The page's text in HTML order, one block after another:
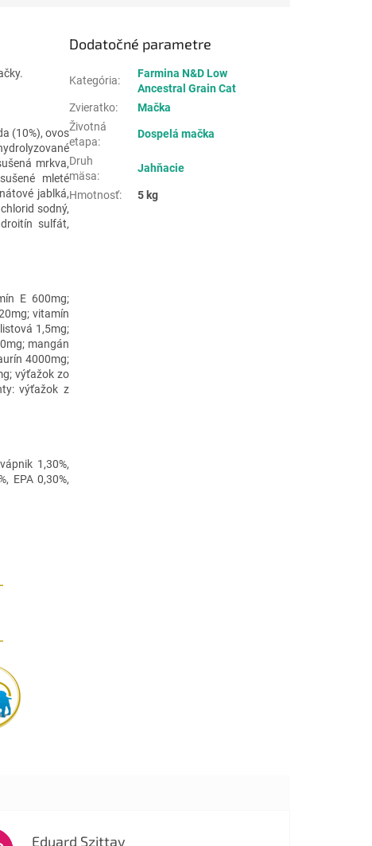
(10%), ovos
mrkva,
mleté
jablká,
sodný,
sulfát,
E 600mg;
vitamín
1,5mg;
mangán
4000mg;
výťažok zo
výťažok z
1,30%,
EPA 0,30%,
Dodatočné parametre
Kategória:
Farmina N&D Low
Ancestral Grain Cat
Zvieratko:
Mačka
Životná
etapa:
Dospelá mačka
Druh
mäsa:
Jahňacie
Hmotnosť: 5 kg
Eduard Szittay